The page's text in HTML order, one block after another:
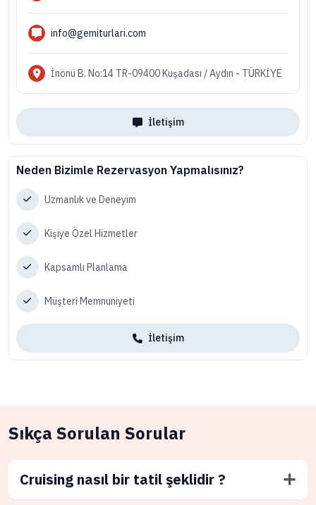
info@gemiturlari.com
İnönü B. No:14 TR-09400 Kuşadası / Aydın - TÜRKİYE
İletişim
Neden Bizimle Rezervasyon Yapmalısınız?
Uzmanlık ve Deneyim
Kişiye Özel Hizmetler
Kapsamlı Planlama
Müşteri Memnuniyeti
İletişim
Sıkça Sorulan Sorular
Cruising nasıl bir tatil şeklidir ?